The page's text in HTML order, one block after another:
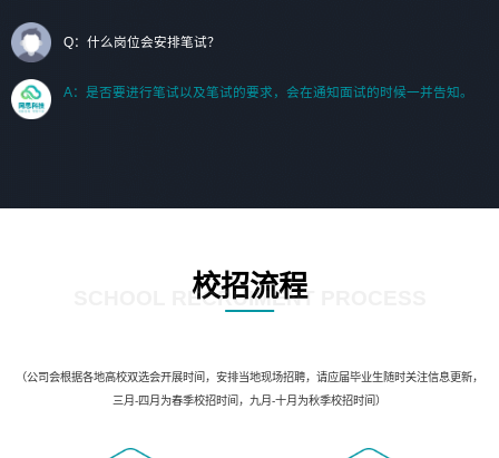
Q：什么岗位会安排笔试？
A：是否要进行笔试以及笔试的要求，会在通知面试的时候一并告知。
校招流程
SCHOOL RECRUIMENT PROCESS
（公司会根据各地高校双选会开展时间，安排当地现场招聘，请应届毕业生随时关注信息更新，
三月-四月为春季校招时间，九月-十月为秋季校招时间）